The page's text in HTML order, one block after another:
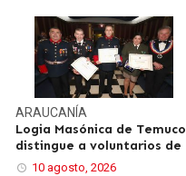
ARAUCANÍA
Logia Masónica de Temuco
distingue a voluntarios de
10 agosto, 2026